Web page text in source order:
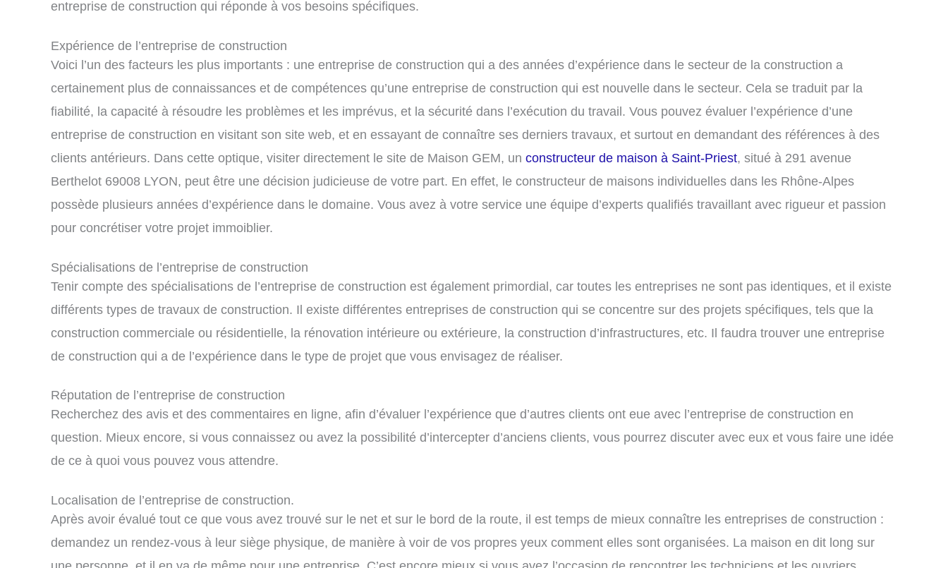
entreprise de construction qui réponde à vos besoins spécifiques.
Expérience de l’entreprise de construction
Voici l’un des facteurs les plus importants : une entreprise de construction qui a des années d’expérience dans le secteur de la construction a
certainement plus de connaissances et de compétences qu’une entreprise de construction qui est nouvelle dans le secteur. Cela se traduit par la
fiabilité, la capacité à résoudre les problèmes et les imprévus, et la sécurité dans l’exécution du travail. Vous pouvez évaluer l’expérience d’une
entreprise de construction en visitant son site web, et en essayant de connaître ses derniers travaux, et surtout en demandant des références à des
clients antérieurs. Dans cette optique, visiter directement le site de Maison GEM, un constructeur de maison à Saint-Priest, situé à 291 avenue
Berthelot 69008 LYON, peut être une décision judicieuse de votre part. En effet, le constructeur de maisons individuelles dans les Rhône-Alpes
possède plusieurs années d’expérience dans le domaine. Vous avez à votre service une équipe d’experts qualifiés travaillant avec rigueur et passion
pour concrétiser votre projet immoiblier.
Spécialisations de l’entreprise de construction
Tenir compte des spécialisations de l’entreprise de construction est également primordial, car toutes les entreprises ne sont pas identiques, et il existe
différents types de travaux de construction. Il existe différentes entreprises de construction qui se concentre sur des projets spécifiques, tels que la
construction commerciale ou résidentielle, la rénovation intérieure ou extérieure, la construction d’infrastructures, etc. Il faudra trouver une entreprise
de construction qui a de l’expérience dans le type de projet que vous envisagez de réaliser.
Réputation de l’entreprise de construction
Recherchez des avis et des commentaires en ligne, afin d’évaluer l’expérience que d’autres clients ont eue avec l’entreprise de construction en
question. Mieux encore, si vous connaissez ou avez la possibilité d’intercepter d’anciens clients, vous pourrez discuter avec eux et vous faire une idée
de ce à quoi vous pouvez vous attendre.
Localisation de l’entreprise de construction.
Après avoir évalué tout ce que vous avez trouvé sur le net et sur le bord de la route, il est temps de mieux connaître les entreprises de construction :
demandez un rendez-vous à leur siège physique, de manière à voir de vos propres yeux comment elles sont organisées. La maison en dit long sur